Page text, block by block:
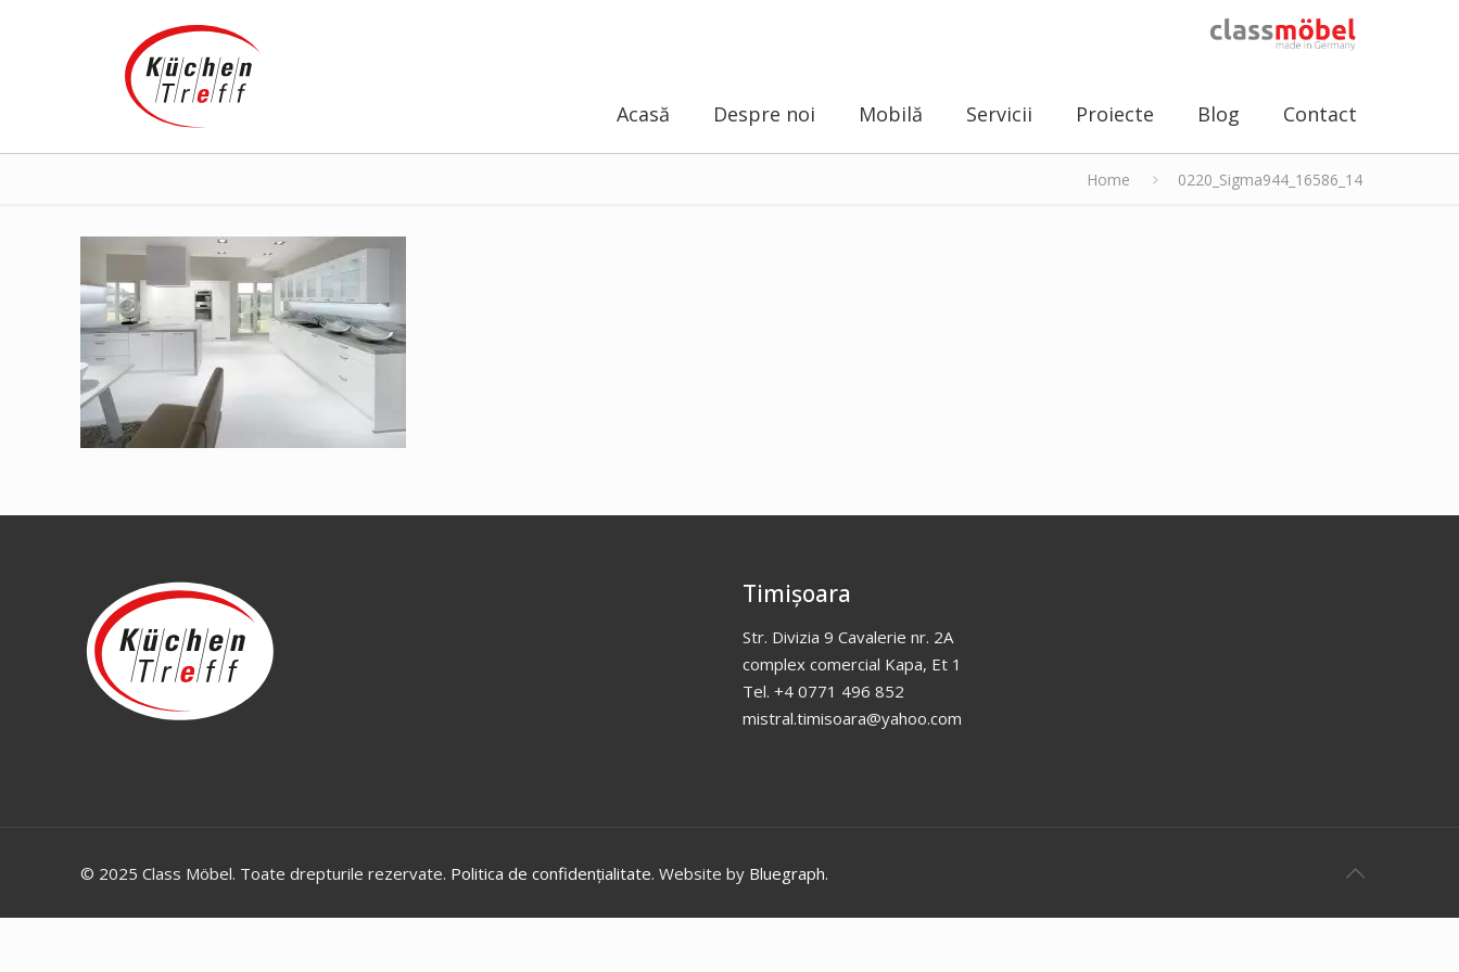
Acasă Despre noi Mobilă Servicii Proiecte Blog Contact
Home 0220_Sigma944_16586_14
Timișoara
Str. Divizia 9 Cavalerie nr. 2A
complex comercial Kapa, Et 1
Tel. +4 0771 496 852
mistral.timisoara@yahoo.com
© 2025 Class Möbel. Toate drepturile rezervate. Politica de confidențialitate. Website by Bluegraph.